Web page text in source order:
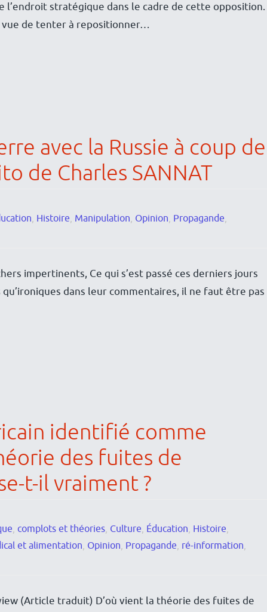
stratégique dans le cadre de cette opposition.
de tenter à repositionner…
avec la Russie à coup de
de Charles SANNAT
, Histoire, Manipulation, Opinion, Propagande,
impertinents, Ce qui s’est passé ces derniers jours
qu’ironiques dans leur commentaires, il ne faut être pas
identifié comme
des fuites de
t-il vraiment ?
, complots et théories, Culture, Éducation, Histoire,
et alimentation, Opinion, Propagande, ré-information,
(Article traduit) D’où vient la théorie des fuites de